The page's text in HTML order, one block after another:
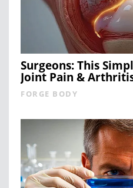
Surgeons: This
Joint Pain &
FORGE BODY